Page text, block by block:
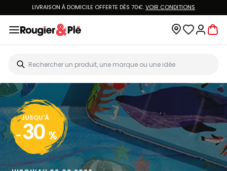
LIVRAISON À DOMICILE OFFERTE DÈS 70€.VOIR CONDITIONS
JUSQU'À
- 30 %